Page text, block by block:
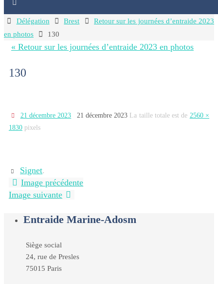
HomeDélégation Brest
Retour sur les journées d’entraide 2023
en photos
130
« Retour sur les journées d’entraide 2023 en photos
130
21 décembre 2023 21 décembre 2023 La taille totale est de 2560 ×
1830 pixels
Signet.
Image précédente
Image suivante
Entraide Marine-Adosm
Siège social
24, rue de Presles
75015 Paris